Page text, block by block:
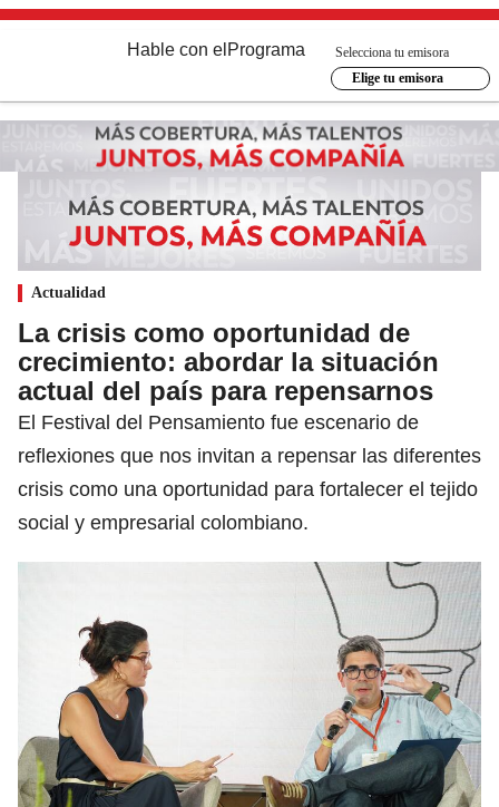
Hable con el Programa
Selecciona tu emisora
Elige tu emisora
Actualidad
La crisis como oportunidad de
crecimiento: abordar la situación
actual del país para repensarnos
El Festival del Pensamiento fue escenario de
reflexiones que nos invitan a repensar las diferentes
crisis como una oportunidad para fortalecer el tejido
social y empresarial colombiano.